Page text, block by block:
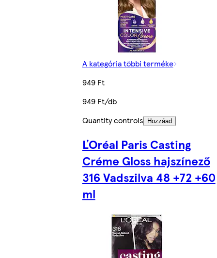
A kategória többi terméke
949 Ft
949 Ft/db
Quantity controls
Hozzáad
ĽOréal Paris Casting
Créme Gloss hajszínező
316 Vadszilva 48 +72 +60
ml